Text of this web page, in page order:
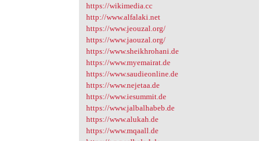
https://wikimedia.cc
http://www.alfalaki.net
https://www.jeouzal.org/
https://www.jaouzal.org/
https://www.sheikhrohani.de
https://www.myemairat.de
https://www.saudieonline.de
https://www.nejetaa.de
https://www.iesummit.de
https://www.jalbalhabeb.de
https://www.alukah.de
https://www.mqaall.de